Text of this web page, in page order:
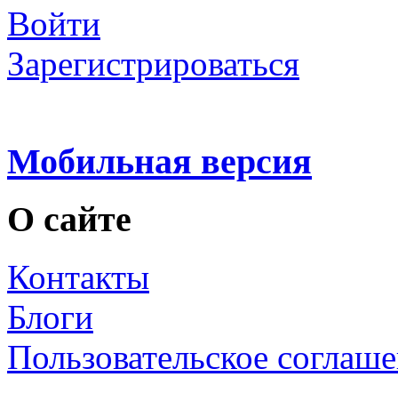
Войти
Зарегистрироваться
Мобильная версия
О сайте
Контакты
Блоги
Пользовательское